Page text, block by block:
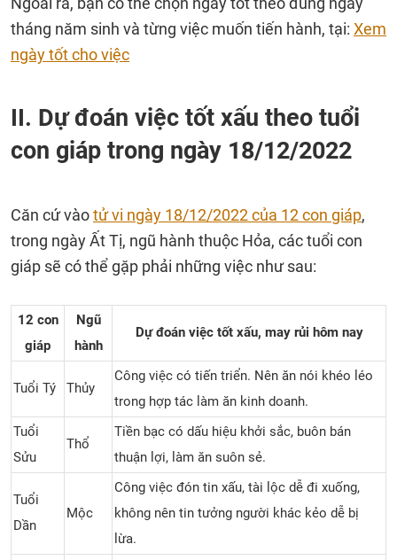
tháng năm sinh và từng việc muốn tiến hành, tại: Xem
ngày tốt cho việc
II. Dự đoán việc tốt xấu theo tuổi
con giáp trong ngày 18/12/2022
Căn cứ vàotử vi ngày 18/12/2022 của 12 con giáp,
trong ngày Ất Tị, ngũ hành thuộc Hỏa, các tuổi con
giáp sẽ có thể gặp phải những việc như sau:
12 con
giáp
Ngũ
hành
Dự đoán việc tốt xấu, may rủi hôm nay
Tuổi Tý Thủy
Công việc có tiến triển. Nên ăn nói khéo léo
trong hợp tác làm ăn kinh doanh.
Tuổi
Sửu
Thổ
Tiền bạc có dấu hiệu khởi sắc, buôn bán
thuận lợi, làm ăn suôn sẻ.
Tuổi
Dần
Mộc
Công việc đón tin xấu, tài lộc dễ đi xuống,
không nên tin tưởng người khác kẻo dễ bị
lừa.